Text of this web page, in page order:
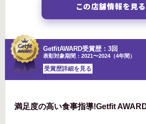
この店舗情報を見る
GetfitAWARD受賞歴：3回
表彰対象期間：2021〜2024（4年間）
受賞歴詳細を見る
満足度の高い食事指導!Getfit